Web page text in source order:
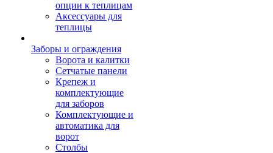
опции к теплицам
Аксессуары для
теплицы
Заборы и ограждения
Ворота и калитки
Сетчатые панели
Крепеж и
комплектующие
для заборов
Комплектующие и
автоматика для
ворот
Столбы